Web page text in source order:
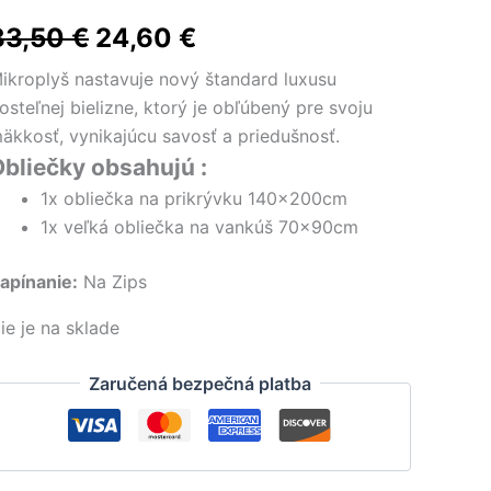
€ Pôvodná
cena
bola:
33,50 €.
24,60€
cena
je:
24,60 €.
nastavuje nový štandard luxusu
bielizne, ktorý je obľúbený pre svoju
vynikajúcu savosť a priedušnosť.
obsahujú :
1x obliečka na prikrývku 140x200cm
1x veľká obliečka na vankúš 70x90cm
Na Zips
je na sklade
Zaručená bezpečná platba